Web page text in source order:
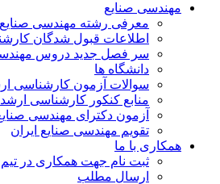
مهندسی صنایع
معرفی رشته مهندسی صنایع
اطلاعات قبول شدگان
سر فصل جدید دروس
دانشگاه ها
سوالات آزمون کارشناسی
منابع کنکور کارشناسی
آزمون دکترای مهندسی
تقویم مهندسی صنایع ایران
همکاری با ما
ثبت نام جهت همکاری در
ارسال مطلب